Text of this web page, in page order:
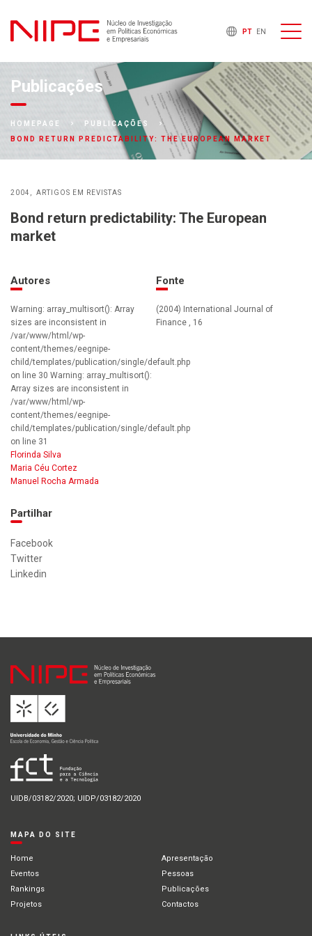
PT EN
Publicações
HOMEPAGE
PUBLICAÇÕES
BOND RETURN PREDICTABILITY: THE EUROPEAN MARKET
2004 ARTIGOS EM REVISTAS
Bond return predictability: The European
market
Autores
Warning: array_multisort(): Array
sizes are inconsistent in
/var/www/html/wp-
content/themes/eegnipe-
child/templates/publication/single/default.php
on line 30 Warning: array_multisort():
Array sizes are inconsistent in
/var/www/html/wp-
content/themes/eegnipe-
child/templates/publication/single/default.php
on line 31
Florinda Silva
Maria Céu Cortez
Manuel Rocha Armada
Fonte
(2004) International Journal of
Finance , 16
Partilhar
Facebook
Twitter
Linkedin
UIDB/03182/2020; UIDP/03182/2020
MAPA DO SITE
Home
Apresentação
Eventos
Pessoas
Rankings
Publicações
Projetos
Contactos